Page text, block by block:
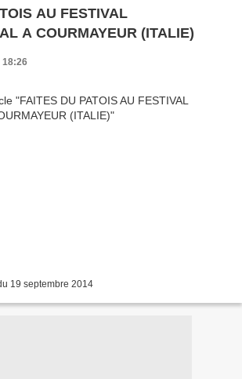
AU FESTIVAL
A COURMAYEUR (ITALIE)
18:26
19 septembre 2014